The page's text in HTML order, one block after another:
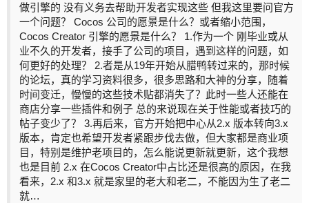
做引擎的 没有义务去帮助开发者实现这些 但我这里要问官方
一个问题？ Cocos 公司的愿景是什么？或者缩小范围，
Cocos Creator 引擎的愿景是什么？ 1.作为一个 刚毕业或从
业不久的开发者，接手了公司的项目，遇到这样的问题，如
何更好的处理？ 2.者是从19年开始从腊鸭转过来的，那时候
的论坛，真的学习资料很多，很多思路和大神的分享，随着
时间变迁，慢慢的这些技术贴都消失了？此时一些人还能在
商店分享一些插件和例子 总的来说现在关于性能或者技巧的
帖子变少了？ 3.再后来，官方开始把中心从2.x 版本转向3.x
版本，肯定也希望开发者紧跟步伐去做，但大家都是商业项
目，特别是维护老项目的，怎么能说更新就更新，这个我想
也是目前 2.x 在Cocos Creator中占比还是很高的原因，在我
看来，2.x 和3.x 就是家里的老大和老二，不能因为生了老二
就…